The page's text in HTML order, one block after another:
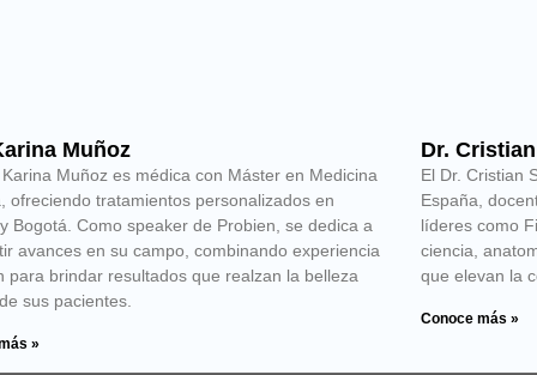
Muñoz
Muñoz es médica con Máster en Medicina
ofreciendo tratamientos personalizados en
Bogotá. Como speaker de Probien, se dedica a
avances en su campo, combinando experiencia
para brindar resultados que realzan la belleza
sus pacientes.
»
Dr.
El Dr. Cristian
España,
líderes como
ciencia,
que elevan la
Conoce más »